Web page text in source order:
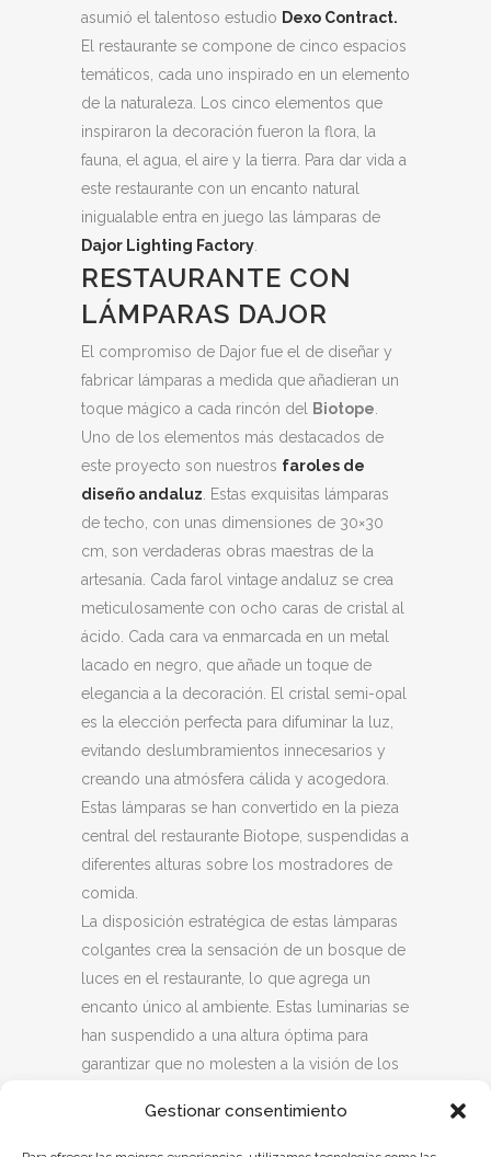
Gestionar consentimiento
asumió el talentoso estudio Dexo Contract.
El restaurante se compone de cinco espacios
temáticos, cada uno inspirado en un elemento
de la naturaleza. Los cinco elementos que
inspiraron la decoración fueron la flora, la
fauna, el agua, el aire y la tierra. Para dar vida a
este restaurante con un encanto natural
inigualable entra en juego las lámparas de
Dajor Lighting Factory.
RESTAURANTE CON
LÁMPARAS DAJOR
El compromiso de Dajor fue el de diseñar y
fabricar lámparas a medida que añadieran un
toque mágico a cada rincón del Biotope.
Uno de los elementos más destacados de
este proyecto son nuestros faroles de
diseño andaluz. Estas exquisitas lámparas
de techo, con unas dimensiones de 30×30
cm, son verdaderas obras maestras de la
artesanía. Cada farol vintage andaluz se crea
meticulosamente con ocho caras de cristal al
ácido. Cada cara va enmarcada en un metal
lacado en negro, que añade un toque de
elegancia a la decoración. El cristal semi-opal
es la elección perfecta para difuminar la luz,
evitando deslumbramientos innecesarios y
creando una atmósfera cálida y acogedora.
Estas lámparas se han convertido en la pieza
central del restaurante Biotope, suspendidas a
diferentes alturas sobre los mostradores de
comida.
La disposición estratégica de estas lámparas
colgantes crea la sensación de un bosque de
luces en el restaurante, lo que agrega un
encanto único al ambiente. Estas luminarias se
han suspendido a una altura óptima para
garantizar que no molesten a la visión de los
alimentos servidos. El resultado final es una
iluminación cálida y suave que transmite una